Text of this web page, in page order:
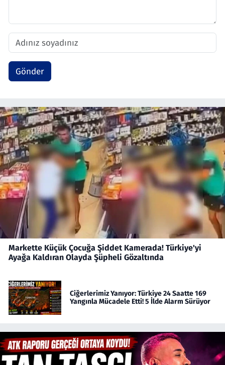
Gönder
Markette Küçük Çocuğa Şiddet Kamerada! Türkiye'yi
Ayağa Kaldıran Olayda Şüpheli Gözaltında
Ciğerlerimiz Yanıyor: Türkiye 24 Saatte 169
Yangınla Mücadele Etti! 5 İlde Alarm Sürüyor